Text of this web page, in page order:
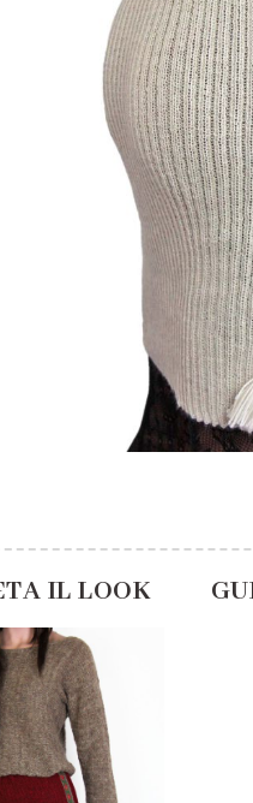
IL LOOK